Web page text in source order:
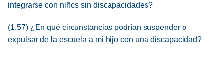
integrarse con niños sin discapacidades?
(1.57) ¿En qué circunstancias podrían suspender o
expulsar de la escuela a mi hijo con una discapacidad?